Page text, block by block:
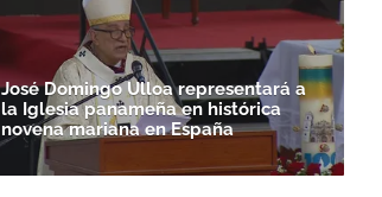
José Domingo Ulloa representará a
la Iglesia panameña en histórica
novena mariana en España